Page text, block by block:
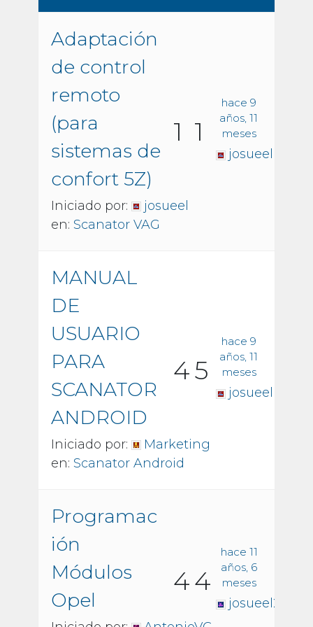
Adaptación
de control
remoto
(para
sistemas de
confort 5Z)
Iniciado por:
josueel
en: Scanator VAG
1 1
hace 9
años, 11
meses
josueel
MANUAL
DE
USUARIO
PARA
SCANATOR
ANDROID
Iniciado por:
Marketing
en: Scanator Android
45
hace 9
años, 11
meses
josueel
Programac
ión
Módulos
Opel
44
hace 11
años, 6
meses
josueel2014